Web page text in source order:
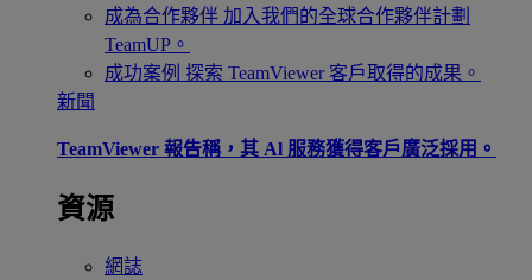
成為合作夥伴 加入我們的全球合作夥伴計劃
TeamUP。
成功案例 探索 TeamViewer 客戶取得的成果。
新聞
TeamViewer 報告稱，其 Al 服務獲得客戶廣泛採用。
資源
網誌